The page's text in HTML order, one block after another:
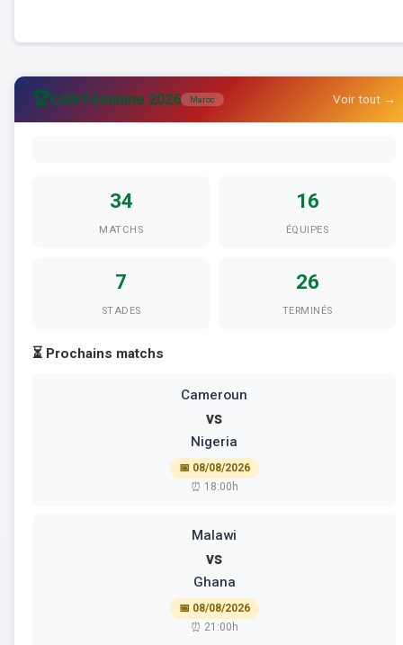
🏆CAN Féminine 2026 Maroc Voir tout →
34
MATCHS
16
ÉQUIPES
7
STADES
26
TERMINÉS
⏳ Prochains matchs
Cameroun
vs
Nigeria
📅 08/08/2026
⏰ 18:00h
Malawi
vs
Ghana
📅 08/08/2026
⏰ 21:00h